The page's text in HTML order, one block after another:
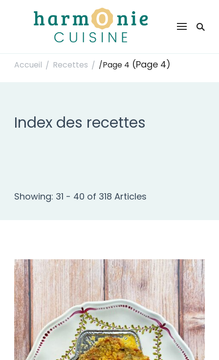
Harmonie Cuisine
Accueil / Recettes / /Page 4 (Page 4)
Index des recettes
Showing: 31 - 40 of 318 Articles